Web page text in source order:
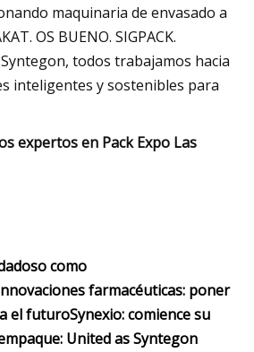
maquinaria de envasado a
OS BUENO. SIGPACK.
todos trabajamos hacia
inteligentes y sostenibles para
expertos en Pack Expo Las
como
farmacéuticas: poner
el futuroSynexio: comience su
United as Syntegon